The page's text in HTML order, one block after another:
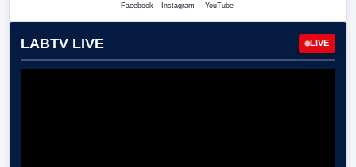
Facebook Instagram YouTube
LABTV LIVE LIVE